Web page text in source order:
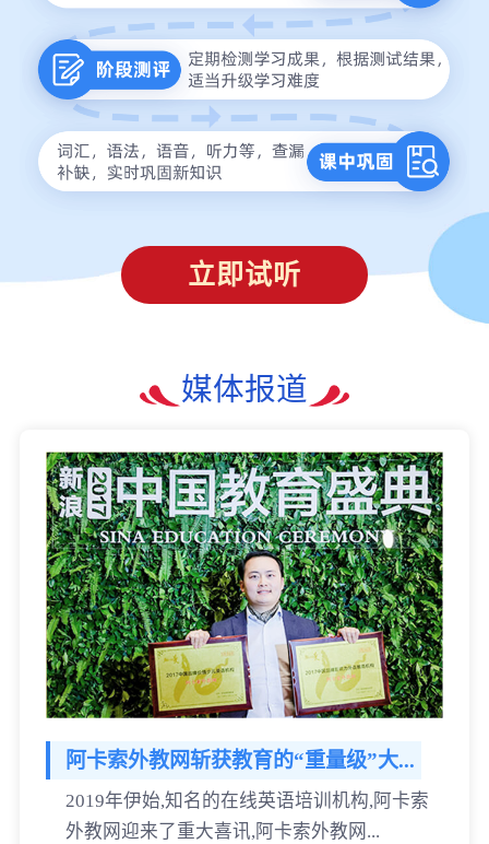
立即试听
媒体报道
阿卡索外教网斩获教育的“重量级”大...
2019年伊始,知名的在线英语培训机构,阿卡索
外教网迎来了重大喜讯,阿卡索外教网...